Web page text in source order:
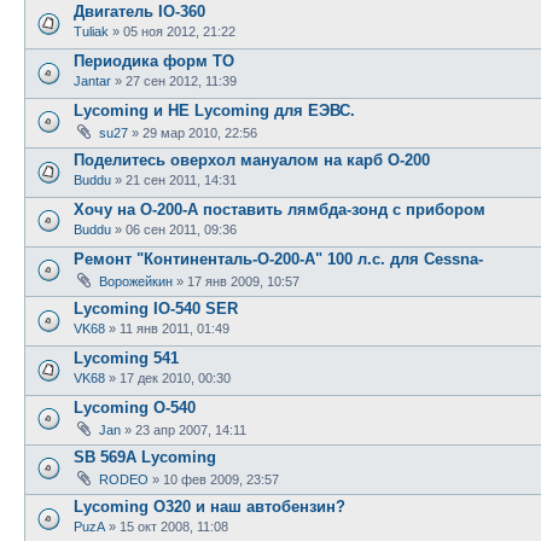
Двигатель IO-360
Tuliak » 05 ноя 2012, 21:22
Периодика форм ТО
Jantar » 27 сен 2012, 11:39
Lycoming и НЕ Lycoming для ЕЭВС.
su27 » 29 мар 2010, 22:56
Поделитесь оверхол мануалом на карб О-200
Buddu » 21 сен 2011, 14:31
Хочу на О-200-А поставить лямбда-зонд с прибором
Buddu » 06 сен 2011, 09:36
Ремонт "Континенталь-О-200-А" 100 л.с. для Cessna-
Ворожейкин » 17 янв 2009, 10:57
Lycoming IO-540 SER
VK68 » 11 янв 2011, 01:49
Lycoming 541
VK68 » 17 дек 2010, 00:30
Lycoming O-540
Jan » 23 апр 2007, 14:11
SB 569A Lycoming
RODEO » 10 фев 2009, 23:57
Lycoming O320 и наш автобензин?
PuzA » 15 окт 2008, 11:08